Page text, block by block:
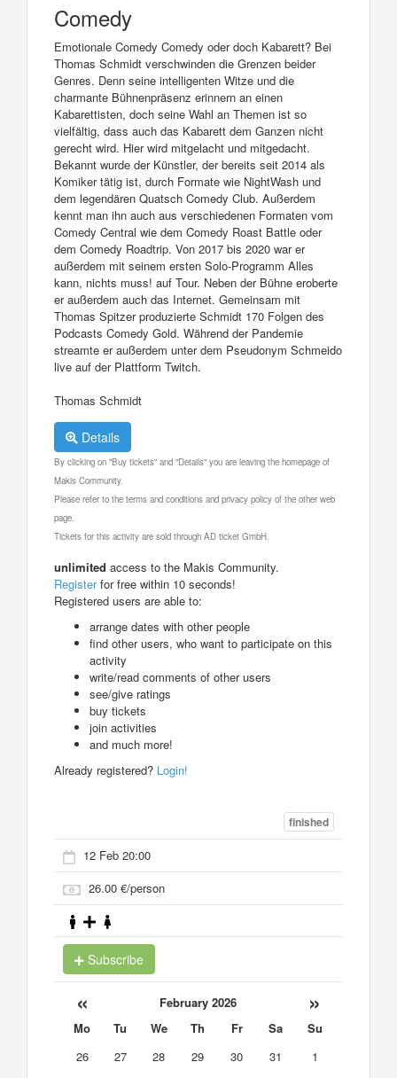
Comedy
Emotionale Comedy Comedy oder doch Kabarett? Bei
Thomas Schmidt verschwinden die Grenzen beider
Genres. Denn seine intelligenten Witze und die
charmante Bühnenpräsenz erinnern an einen
Kabarettisten, doch seine Wahl an Themen ist so
vielfältig, dass auch das Kabarett dem Ganzen nicht
gerecht wird. Hier wird mitgelacht und mitgedacht.
Bekannt wurde der Künstler, der bereits seit 2014 als
Komiker tätig ist, durch Formate wie NightWash und
dem legendären Quatsch Comedy Club. Außerdem
kennt man ihn auch aus verschiedenen Formaten vom
Comedy Central wie dem Comedy Roast Battle oder
dem Comedy Roadtrip. Von 2017 bis 2020 war er
außerdem mit seinem ersten Solo-Programm Alles
kann, nichts muss! auf Tour. Neben der Bühne eroberte
er außerdem auch das Internet. Gemeinsam mit
Thomas Spitzer produzierte Schmidt 170 Folgen des
Podcasts Comedy Gold. Während der Pandemie
streamte er außerdem unter dem Pseudonym Schmeido
live auf der Plattform Twitch.
Thomas Schmidt
Details
By clicking on "Buy tickets" and "Details" you are leaving the homepage of
Makis Community.
Please refer to the terms and conditions and privacy policy of the other web
page.
Tickets for this activity are sold through AD ticket GmbH.
unlimited access to the Makis Community.
Registerfor free within 10 seconds!
Registered users are able to:
arrange dates with other people
find other users, who want to participate on this
activity
write/read comments of other users
see/give ratings
buy tickets
join activities
and much more!
Already registered? Login!
finished
12 Feb 20:00
26.00 €/person
Subscribe
« February 2026 »
Mo Tu We Th Fr Sa
Su
26
27 28 29 30 31
1